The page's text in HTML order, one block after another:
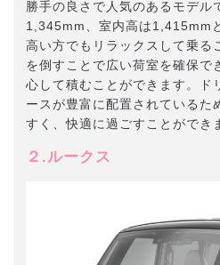
勝手の良さで人気のあるモデル
1,345mm、室内高は1,415mm
高い方でもリラックスして乗る
を倒すことで広い荷室を確保で
心して積むことができます。ド
ースが豊富に配置されているた
すく、快適に過ごすことができ
２.ルークス